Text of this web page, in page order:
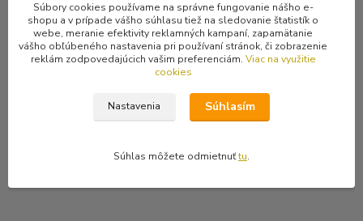
Tracklist
1 Psycold 4:47
2 Escapism 5:54
3 Desirable State 5:17
5 Tribute To Melancholy Day 4:05
8 Thanatocenosis 5:33
Súbory cookies používame na správne fungovanie nášho e-
shopu a v prípade vášho súhlasu tiež na sledovanie štatistík o
webe, meranie efektivity reklamných kampaní, zapamätanie
vášho obľúbeného nastavenia pri používaní stránok, či zobrazenie
reklám zodpovedajúcich vašim preferenciám. Viac na využitie
cookies
Nastavenia Súhlasím
Súhlas môžete odmietnuťtu.